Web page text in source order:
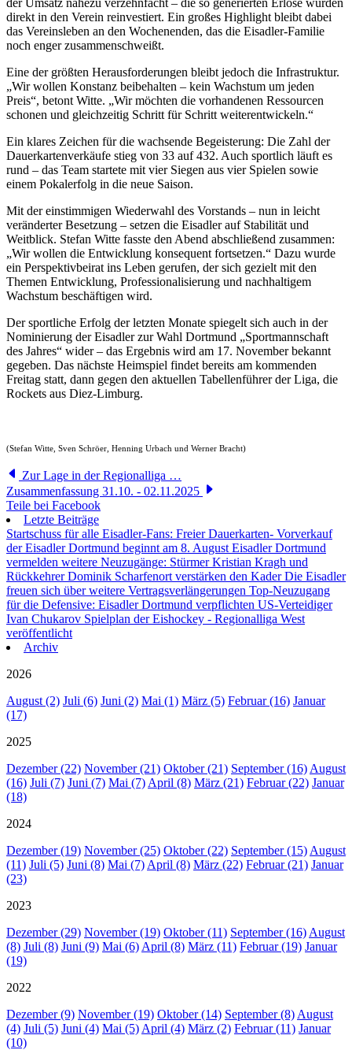
direkt in den Verein reinvestiert. Ein großes Highlight bleibt dabei
das Vereinsleben an den Wochenenden, das die Eisadler-Familie
noch enger zusammenschweißt.
Eine der größten Herausforderungen bleibt jedoch die Infrastruktur.
„Wir wollen Konstanz beibehalten – kein Wachstum um jeden
Preis“, betont Witte. „Wir möchten die vorhandenen Ressourcen
schonen und gleichzeitig Schritt für Schritt weiterentwickeln.“
Ein klares Zeichen für die wachsende Begeisterung: Die Zahl der
Dauerkartenverkäufe stieg von 33 auf 432. Auch sportlich läuft es
rund – das Team startete mit vier Siegen aus vier Spielen sowie
einem Pokalerfolg in die neue Saison.
Mit der einstimmigen Wiederwahl des Vorstands – nun in leicht
veränderter Besetzung – setzen die Eisadler auf Stabilität und
Weitblick. Stefan Witte fasste den Abend abschließend zusammen:
„Wir wollen die Entwicklung konsequent fortsetzen.“ Dazu wurde
ein Perspektivbeirat ins Leben gerufen, der sich gezielt mit den
Themen Entwicklung, Professionalisierung und nachhaltigem
Wachstum beschäftigen wird.
Der sportliche Erfolg der letzten Monate spiegelt sich auch in der
Nominierung der Eisadler zur Wahl Dortmund „Sportmannschaft
des Jahres“ wider – das Ergebnis wird am 17. November bekannt
gegeben. Das nächste Heimspiel findet bereits am kommenden
Freitag statt, dann gegen den aktuellen Tabellenführer der Liga, die
Rockets aus Diez-Limburg.
(Stefan Witte, Sven Schröer, Henning Urbach und Werner Bracht)
Zur Lage in der Regionalliga …
Zusammenfassung 31.10. - 02.11.2025
Teile bei Facebook
Letzte Beiträge
Startschuss für alle Eisadler-Fans: Freier Dauerkarten- Vorverkauf
der Eisadler Dortmund beginnt am 8. August Eisadler Dortmund
vermelden weitere Neuzugänge: Stürmer Kristian Kragh und
Rückkehrer Dominik Scharfenort verstärken den KaderDie Eisadler
freuen sich über weitere Vertragsverlängerungen Top-Neuzugang
für die Defensive: Eisadler Dortmund verpflichten US-Verteidiger
Ivan Chukarov Spielplan der Eishockey - Regionalliga West
veröffentlicht
Archiv
2026
August (2) Juli (6) Juni (2) Mai (1) März (5) Februar (16) Januar
(17)
2025
Dezember (22) November (21) Oktober (21) September (16) August
(16) Juli (7) Juni (7) Mai (7) April (8) März (21) Februar (22) Januar
(18)
2024
Dezember (19) November (25) Oktober (22) September (15) August
(11) Juli (5) Juni (8) Mai (7) April (8) März (22) Februar (21) Januar
(23)
2023
Dezember (29) November (19) Oktober (11) September (16) August
(8) Juli (8) Juni (9) Mai (6) April (8) März (11) Februar (19) Januar
(19)
2022
Dezember (9) November (19) Oktober (14) September (8) August
(4) Juli (5) Juni (4) Mai (5) April (4) März (2) Februar (11) Januar
(10)